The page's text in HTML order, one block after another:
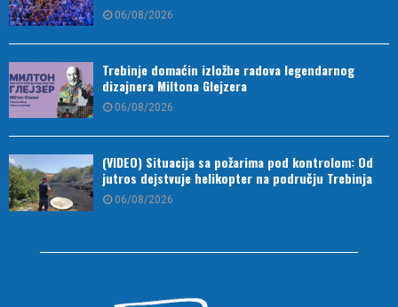
06/08/2026
Trebinje domaćin izložbe radova legendarnog
dizajnera Miltona Glejzera
06/08/2026
(VIDEO) Situacija sa požarima pod kontrolom: Od
jutros dejstvuje helikopter na području Trebinja
06/08/2026